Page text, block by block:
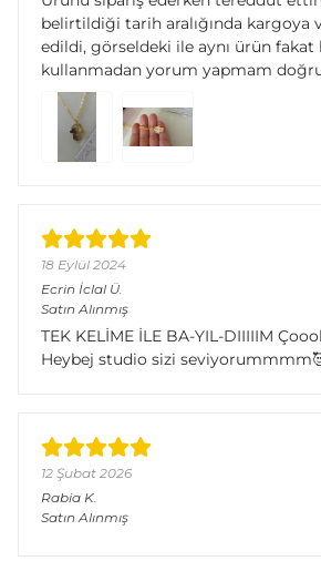
belirtildiği tarih aralığında kargoya
edildi, görseldeki ile aynı ürün fakat
kullanmadan yorum yapmam
18 Eylül 2024
Ecrin İclal Ü.
Satın Alınmış
TEK KELİME İLE BA-YIL-DIIIIIM
Heybej studio sizi
12 Şubat 2026
Rabia K.
Satın Alınmış